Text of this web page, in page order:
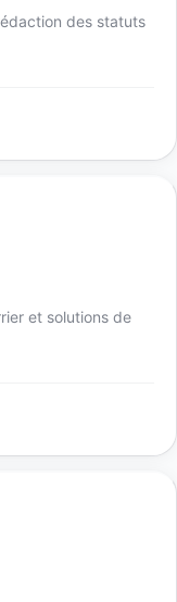
des statuts
et solutions de